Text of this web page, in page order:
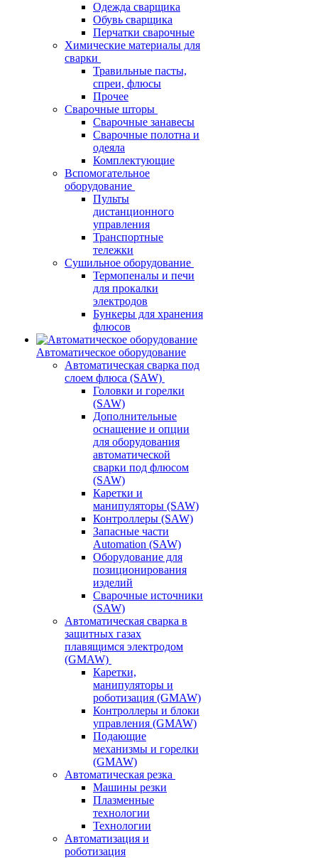
Одежда сварщика
Обувь сварщика
Перчатки сварочные
Химические материалы для
сварки
Травильные пасты,
спреи, флюсы
Прочее
Сварочные шторы
Сварочные занавесы
Сварочные полотна и
одеяла
Комплектующие
Вспомогательное
оборудование
Пульты
дистанционного
управления
Транспортные
тележки
Сушильное оборудование
Термопеналы и печи
для прокалки
электродов
Бункеры для хранения
флюсов
Автоматическое оборудование
Автоматическая сварка под
слоем флюса (SAW)
Головки и горелки
(SAW)
Дополнительные
оснащение и опции
для оборудования
автоматической
сварки под флюсом
(SAW)
Каретки и
манипуляторы (SAW)
Контроллеры (SAW)
Запасные части
Automation (SAW)
Оборудование для
позиционирования
изделий
Сварочные источники
(SAW)
Автоматическая сварка в
защитных газах
плавящимся электродом
(GMAW)
Каретки,
манипуляторы и
роботизация (GMAW)
Контроллеры и блоки
управления (GMAW)
Подающие
механизмы и горелки
(GMAW)
Автоматическая резка
Машины резки
Плазменные
технологии
Технологии
Автоматизация и
роботизация